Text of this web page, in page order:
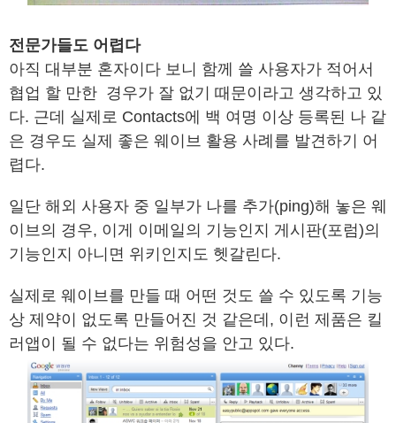
전문가들도 어렵다
아직 대부분 혼자이다 보니 함께 쓸 사용자가 적어서
협업 할 만한 경우가 잘 없기 때문이라고 생각하고 있
다. 근데 실제로 Contacts에 백 여명 이상 등록된 나 같
은 경우도 실제 좋은 웨이브 활용 사례를 발견하기 어
렵다.
일단 해외 사용자 중 일부가 나를 추가(ping)해 놓은 웨
이브의 경우, 이게 이메일의 기능인지 게시판(포럼)의
기능인지 아니면 위키인지도 헷갈린다.
실제로 웨이브를 만들 때 어떤 것도 쓸 수 있도록 기능
상 제약이 없도록 만들어진 것 같은데, 이런 제품은 킬
러앱이 될 수 없다는 위험성을 안고 있다.